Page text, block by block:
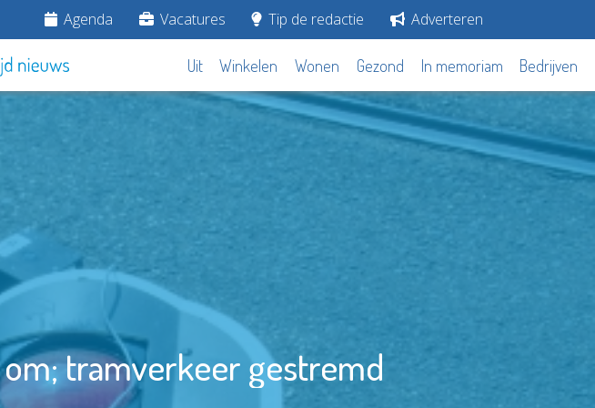
Agenda Vacatures Tip de redactie Adverteren
Uit Winkelen Wonen Gezond In memoriam Bedrijven
tramverkeer gestremd